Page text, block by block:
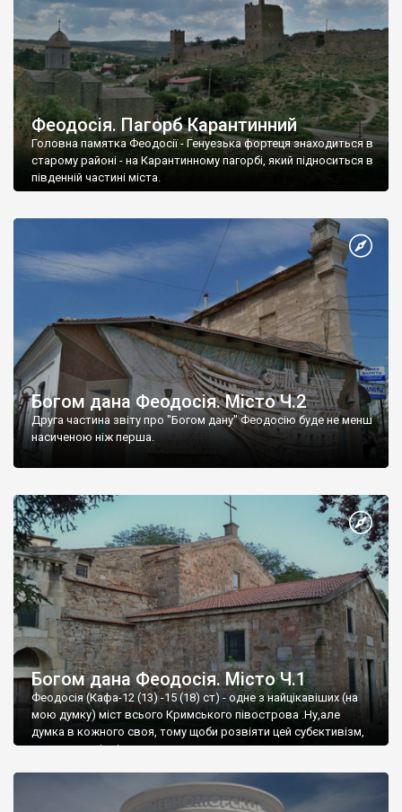
Феодосія. Пагорб Карантинний
Головна памятка Феодосії - Генуезька фортеця знаходиться в
старому районі - на Карантинному пагорбі, який підноситься в
південній частині міста.
Богом дана Феодосія. Місто Ч.2
Друга частина звіту про "Богом дану" Феодосію буде не менш
насиченою ніж перша.
Богом дана Феодосія. Місто Ч.1
Феодосія (Кафа-12 (13) -15 (18) ст) - одне з найцікавіших (на
мою думку) міст всього Кримського півострова .Ну,але
думка в кожного своя, тому щоби розвіяти цей субєктивізм,
запрошую відвідати це